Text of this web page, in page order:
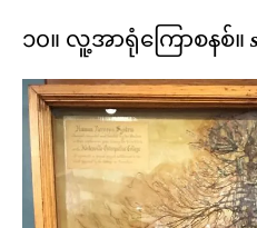
၁၀။ လူ့အာရုံကြောစနစ်။